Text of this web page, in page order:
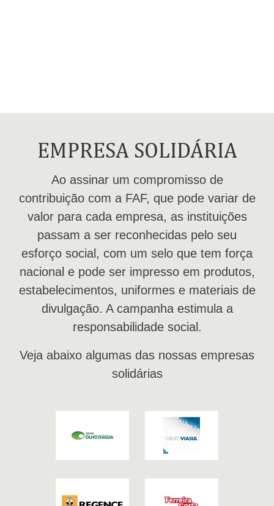
EMPRESA SOLIDÁRIA
Ao assinar um compromisso de
contribuição com a FAF, que pode variar de
valor para cada empresa, as instituições
passam a ser reconhecidas pelo seu
esforço social, com um selo que tem força
nacional e pode ser impresso em produtos,
estabelecimentos, uniformes e materiais de
divulgação. A campanha estimula a
responsabilidade social.
Veja abaixo algumas das nossas empresas
solidárias